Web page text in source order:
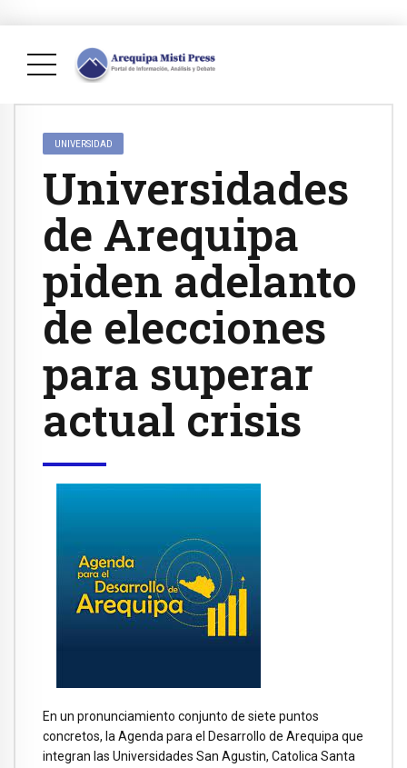
UNIVERSIDAD
Universidades
de Arequipa
piden adelanto
de elecciones
para superar
actual crisis
En un pronunciamiento conjunto de siete puntos
concretos, la Agenda para el Desarrollo de Arequipa que
integran las Universidades San Agustin, Catolica Santa